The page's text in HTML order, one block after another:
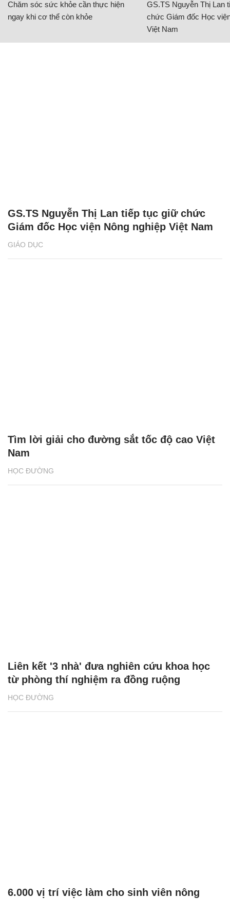
Chăm sóc sức khỏe cần thực hiện
ngay khi cơ thể còn khỏe
GS.TS Nguyễn Thị Lan
chức Giám đốc Học
Việt Nam
GIÁO DỤC
GS.TS Nguyễn Thị Lan tiếp tục giữ chức
Giám đốc Học viện Nông nghiệp Việt Nam
HỌC ĐƯỜNG
Tìm lời giải cho đường sắt tốc độ cao Việt
Nam
HỌC ĐƯỜNG
Liên kết '3 nhà' đưa nghiên cứu khoa học
từ phòng thí nghiệm ra đồng ruộng
6.000 vị trí việc làm cho sinh viên nông